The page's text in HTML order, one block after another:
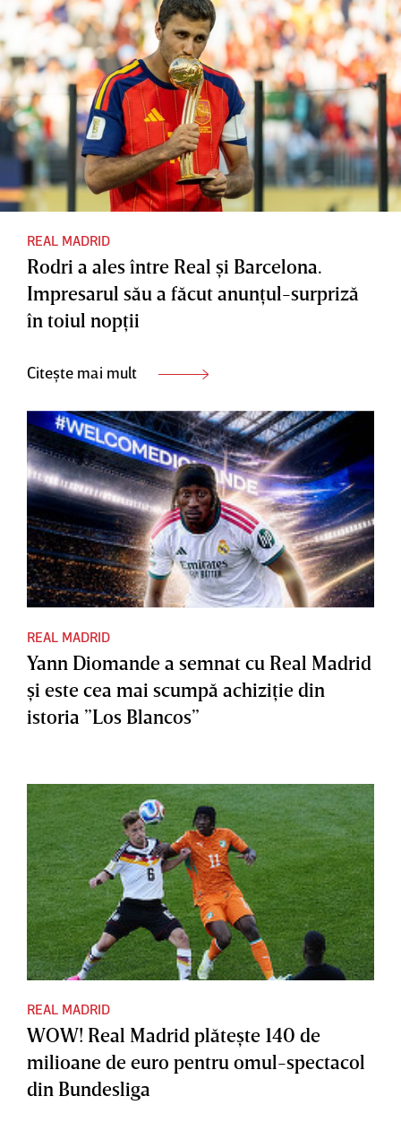
REAL MADRID
Rodri a ales între Real şi Barcelona.
Impresarul său a făcut anunţul-surpriză
în toiul nopţii
Citește mai mult
REAL MADRID
Yann Diomande a semnat cu Real Madrid
şi este cea mai scumpă achiziţie din
istoria ”Los Blancos”
REAL MADRID
WOW! Real Madrid plăteşte 140 de
milioane de euro pentru omul-spectacol
din Bundesliga